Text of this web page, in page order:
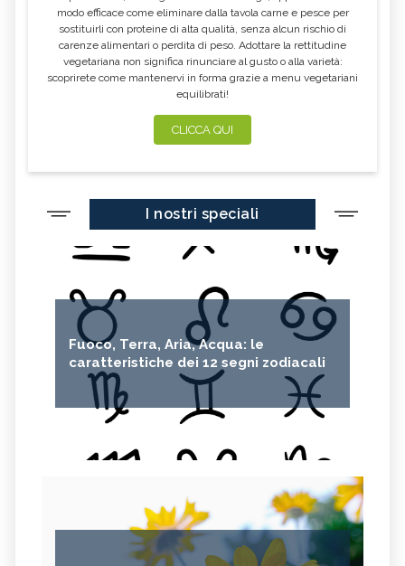
modo efficace come eliminare dalla tavola carne e pesce per
sostituirli con proteine di alta qualità, senza alcun rischio di
carenze alimentari o perdita di peso. Adottare la rettitudine
vegetariana non significa rinunciare al gusto o alla varietà:
scoprirete come mantenervi in forma grazie a menu vegetariani
equilibrati!
CLICCA QUI
I nostri speciali
Fuoco, Terra, Aria, Acqua: le
caratteristiche dei 12 segni zodiacali